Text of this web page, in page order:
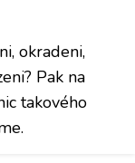
okradeni,
Pak na
takového